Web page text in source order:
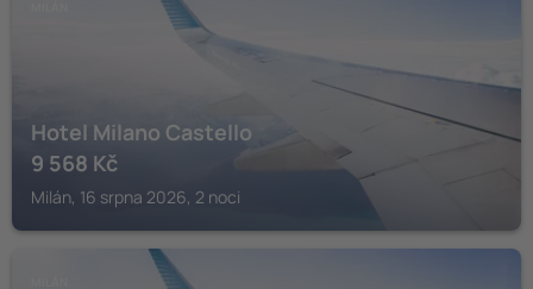
Hotel Milano Castello
9 568 Kč
Milán, 16 srpna 2026, 2 noci